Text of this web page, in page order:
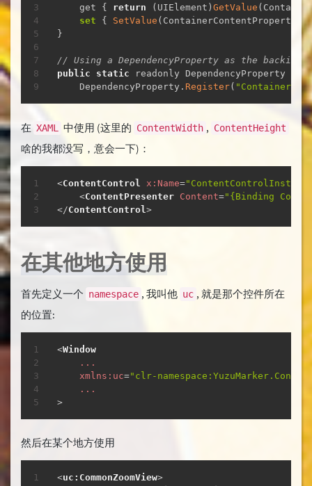
    get
{ return ( UIElement ) GetValue (
set
{ SetValue ( ContainerContentProperty ,
}
// Using a DependencyProperty as the
public
static readonly DependencyProperty
    DependencyProperty
. Register(
在 XAML 中使用 (这里的 ContentWidth , ContentHeight
啥的我都没写，意会一下)：
<ContentControl x: Name="
<ContentPresenter Content=" {Binding
</ContentControl >
复制
在其他地方使用
首先定义一个 namespace , 我叫他 uc , 就是那个控件所在
的位置:
<Window
...
xmlns: uc=" clr-
...
>
然后在某个地方使用
<uc: CommonZoomView>